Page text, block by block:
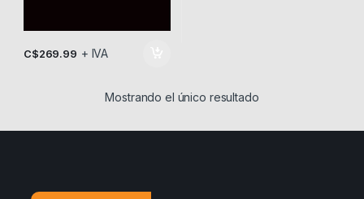
C$269.99 + IVA
Mostrando el único resultado